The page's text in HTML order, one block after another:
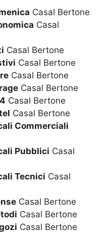
Casal Bertone
Casal
Casal Bertone
Casal Bertone
Casal Bertone
Casal Bertone
Casal Bertone
Casal Bertone
Commerciali
Pubblici Casal
Tecnici Casal
Casal Bertone
Casal Bertone
Casal Bertone